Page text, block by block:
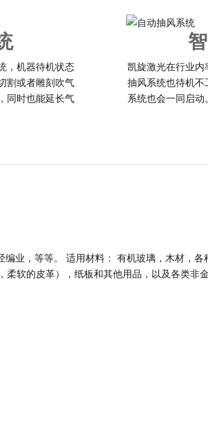
，机器待机状态
割或者雕刻吹气
同时也能延长气
凯旋激光在行业
抽风系统也待机
系统也会一同启
业，等等。 适用材料： 有机玻璃，木材，
软的皮革），纸板和其他用品，以及各类非金